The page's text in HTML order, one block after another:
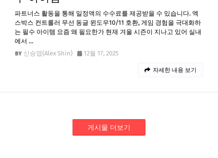
파트너스 활동을 통해 일정액의 수수료를 제공받을 수 있습니다. 엑
스박스 컨트롤러 무선 동글 윈도우10/11 호환, 게임 경험을 극대화하
는 필수 아이템 요즘 왜 필요한가 현재 겨울 시즌이 지나고 있어 실내
에서 …
신승엽(Alex Shin)
12월 17, 2025
자세한 내용 보기
게시물 더보기